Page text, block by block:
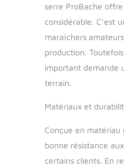
serre ProBache
considérable. C’est
maraîchers
production.
important demande
terrain.
Matériaux et
Conçue en
bonne résistance
certains clients. En